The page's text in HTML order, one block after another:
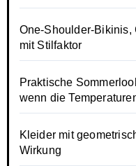
One-Shoulder-Bikinis,
mit Stilfaktor
Praktische
wenn die
Kleider mit
Wirkung